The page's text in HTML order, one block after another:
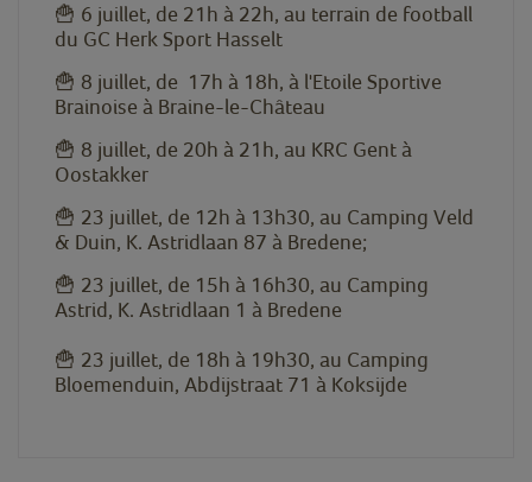
🍟 6 juillet, de 21h à 22h, au terrain de football
du GC Herk Sport Hasselt
🍟 8 juillet, de 17h à 18h, à l'Etoile Sportive
Brainoise à Braine-le-Château
🍟 8 juillet, de 20h à 21h, au KRC Gent à
Oostakker
🍟 23 juillet, de 12h à 13h30, au Camping Veld
& Duin, K. Astridlaan 87 à Bredene;
🍟 23 juillet, de 15h à 16h30, au Camping
Astrid, K. Astridlaan 1 à Bredene
🍟 23 juillet, de 18h à 19h30, au Camping
Bloemenduin, Abdijstraat 71 à Koksijde